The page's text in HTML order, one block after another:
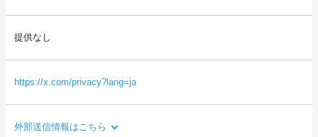
ルなど）
提供なし
https://x.com/privacy?lang=ja
外部送信情報はこちら